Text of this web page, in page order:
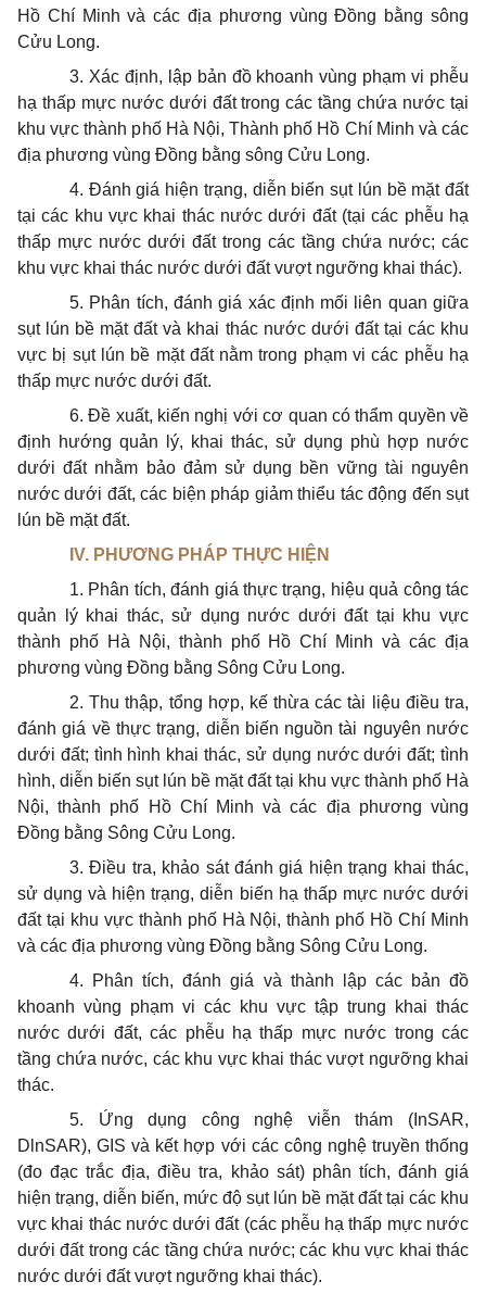
Hồ Chí Minh và các địa phương vùng Đồng bằng sông
Cửu Long.
3. Xác định, lập bản đồ khoanh vùng phạm vi phễu
hạ thấp mực nước dưới đất trong các tầng chứa nước tại
khu vực thành phố Hà Nội, Thành phố Hồ Chí Minh và các
địa phương vùng Đồng bằng sông Cửu Long.
4. Đánh giá hiện trạng, diễn biến sụt lún bề mặt đất
tại các khu vực khai thác nước dưới đất (tại các phễu hạ
thấp mực nước dưới đất trong các tầng chứa nước; các
khu vực khai thác nước dưới đất vượt ngưỡng khai thác).
5. Phân tích, đánh giá xác định mối liên quan giữa
sụt lún bề mặt đất và khai thác nước dưới đất tại các khu
vực bị sụt lún bề mặt đất nằm trong phạm vi các phễu hạ
thấp mực nước dưới đất.
6. Đề xuất, kiến nghị với cơ quan có thẩm quyền về
định hướng quản lý, khai thác, sử dụng phù hợp nước
dưới đất nhằm bảo đảm sử dụng bền vững tài nguyên
nước dưới đất, các biện pháp giảm thiểu tác động đến sụt
lún bề mặt đất.
IV. PHƯƠNG PHÁP THỰC HIỆN
1. Phân tích, đánh giá thực trạng, hiệu quả công tác
quản lý khai thác, sử dụng nước dưới đất tại khu vực
thành phố Hà Nội, thành phố Hồ Chí Minh và các địa
phương vùng Đồng bằng Sông Cửu Long.
2. Thu thập, tổng hợp, kếthừa các tài liệu điều tra,
đánh giá về thực trạng, diễn biến nguồn tài nguyên nước
dưới đất; tình hình khai thác, sử dụng nước dưới đất; tình
hình, diễn biến sụt lún bề mặt đất tại khu vực thành phố Hà
Nội, thành phố Hồ Chí Minh và các địa phương vùng
Đồng bằng Sông Cửu Long.
3. Điều tra, khảo sát đánh giá hiện trạng khai thác,
sử dụng và hiện trạng, diễn biến hạ thấp mực nước dưới
đất tại khu vực thành phố Hà Nội,thành phố Hồ Chí Minh
và các địa phương vùng Đồng bằng Sông Cửu Long.
4. Phân tích, đánh giá và thành lập các bản đồ
khoanh vùng phạm vi các khu vực tập trung khai thác
nước dưới đất, các phễu hạ thấp mực nước trong các
tầng chứa nước, các khu vực khai thác vượt ngưỡng khai
thác.
5. Ứng dụng công nghệ viễn thám (InSAR,
DlnSAR), GIS và kết hợp với các công nghệ truyền thống
(đo đạc trắc địa, điều tra, khảo sát) phân tích, đánh giá
hiện trạng, diễn biến, mức độ sụt lún bề mặt đất tại các khu
vực khai thác nước dưới đất (các phễu hạ thấp mực nước
dưới đất trong các tầng chứa nước; các khu vực khai thác
nước dưới đất vượt ngưỡng khai thác).